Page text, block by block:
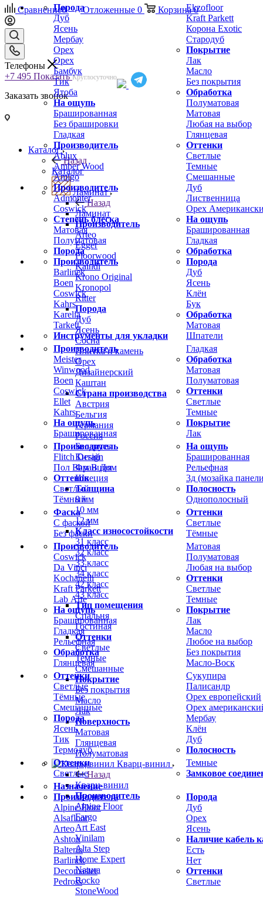
Порода
Дуб
Ясень
Мербау
Орех
Орех
Бамбук
Тик
Ятоба
На ощупь
Брашированная
Без брашировки
Гладкая
Производитель
Ablux
Amber Wood
Amigo
Ekzofloor
Kraft Parkett
Корона Exotic
Стародуб
Покрытие
Лак
Масло
Без покрытия
Обработка
Полуматовая
Матовая
Любая на выбор
Глянцевая
Оттенки
Светлые
Темные
Смешанные
Производитель
Admonter
Coswick
Степень блеска
Матовая
Полуматовая
Порода
Дуб
Лиственница
Орех
На ощупь
Брашированная
Гладкая
Обработка
Производитель
Barlinek
Boen
Coswick
Kahrs
Karelia
Tarkett
Порода
Дуб
Ясень
Клён
Бук
Обработка
Матовая
Инструменты для укладки
Шпатели
Производитель
Meister
Winwood
Boen
Coswick
Ellet
Kahrs
На ощупь
Брашированная
Гладкая
Обработка
Матовая
Полуматовая
Оттенки
Светлые
Темные
Покрытие
Лак
Производитель
Flitch Design
Пол Вам В Дом
Оттенок
Светлый
Тёмный
На ощупь
Брашированная
Рельефная
3д (мозайка
Полосность
Однополосный
Фаска
С фаской
Без фаски
Оттенки
Светлые
Тёмные
Производитель
Coswick
Da Vinci
Kochanelli
Kraft Parkett
Lab Arte
На ощупь
Брашированная
Гладкая
Рельефная
Обработка
Глянцевая
Матовая
Полуматовая
Любая на выбор
Оттенки
Светлые
Темные
Покрытие
Лак
Масло
Любое на выбор
Без покрытия
Масло-Воск
Оттенки
Светлые
Тёмные
Смешанные
Порода
Ясень
Тик
Термодуб
Сукупира
Палисандр
Орех европейский
Орех
Мербау
Клён
Дуб
Полосность
Оттенки
Светлые
Темные
Замковое
Назначение
Производитель
Alpine Floor
Alsafloor
Arteo
Ashton
Balterio
Barlinek
Decomaster
Pedross
Порода
Дуб
Орех
Ясень
Наличие кабель
Есть
Нет
Оттенки
Светлые
Сравнение0 Отложенные 0 Корзина 0
Телефоны
+7 495 Показать Круглосуточно
Заказать звонок
Каталог
Назад
Каталог
Ламинат
Назад
Ламинат
Производитель
Arteo
Egger
Floorwood
Kaindl
Krono Original
Kronopol
Ritter
Порода
Дуб
Ясень
Сосна
Плитка и камень
Орех
Дизайнерский
Каштан
Страна производства
Австрия
Бельгия
Германия
Россия
Беларусь
Китай
Франция
Швеция
Толщина
8 мм
10 мм
12 мм
Класс износостойкости
31 класс
32 класс
33 класс
34 класс
42 класс
43 класс
Тип помещения
Спальня
Гостиная
Оттенки
Светлые
Темные
Смешанные
Покрытие
Без покрытия
Масло
Лак
Поверхность
Матовая
Глянцевая
Полуматовая
Кварц-винил
Назад
Кварц-винил
Производитель
Alpine Floor
Fargo
Art East
Vinilam
Alta Step
Home Expert
Natura
Rocko
StoneWood